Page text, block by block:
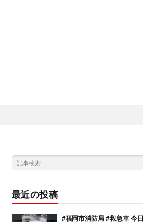
最近の投稿
#福岡市消防局 #救急車 今